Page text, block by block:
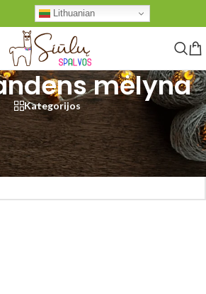
Lithuanian
mėlyna
Kategorijos
Nepal/8908 vandens mėlyna